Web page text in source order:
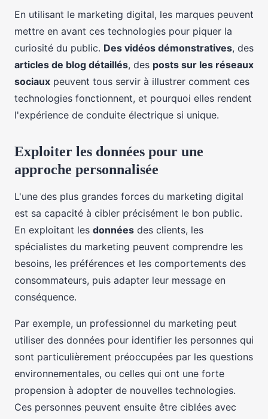
En utilisant le marketing digital, les marques peuvent
mettre en avant ces technologies pour piquer la
curiosité du public. Des vidéos démonstratives, des
articles de blog détaillés, des posts sur les réseaux
sociaux peuvent tous servir à illustrer comment ces
technologies fonctionnent, et pourquoi elles rendent
l'expérience de conduite électrique si unique.
Exploiter les données pour une
approche personnalisée
L'une des plus grandes forces du marketing digital
est sa capacité à cibler précisément le bon public.
En exploitant les données des clients, les
spécialistes du marketing peuvent comprendre les
besoins, les préférences et les comportements des
consommateurs, puis adapter leur message en
conséquence.
Par exemple, un professionnel du marketing peut
utiliser des données pour identifier les personnes qui
sont particulièrement préoccupées par les questions
environnementales, ou celles qui ont une forte
propension à adopter de nouvelles technologies.
Ces personnes peuvent ensuite être ciblées avec